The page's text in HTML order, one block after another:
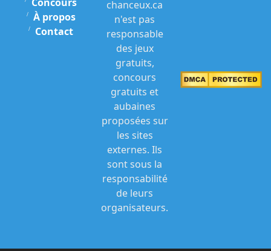
À propos
Contact
chanceux.ca
n'est pas
responsable
des jeux
gratuits,
concours
gratuits et
aubaines
proposées sur
les sites
externes. Ils
sont sous la
responsabilité
de leurs
organisateurs.